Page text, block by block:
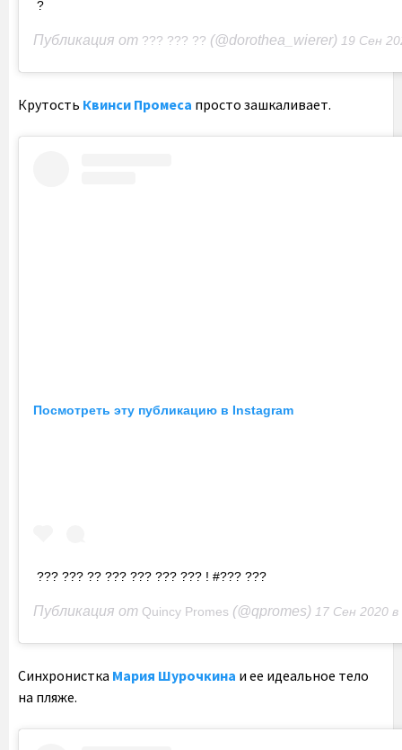
?
Публикация от ??? ??? ?? (@dorothea_wierer) 19 Сен 2020 в
Крутость Квинси Промеса просто зашкаливает.
Посмотреть эту публикацию в Instagram
??? ??? ?? ??? ??? ??? ??? ! #??? ???
Публикация от Quincy Promes (@qpromes) 17 Сен 2020 в 7:54
Синхронистка Мария Шурочкина и ее идеальное тело
на пляже.